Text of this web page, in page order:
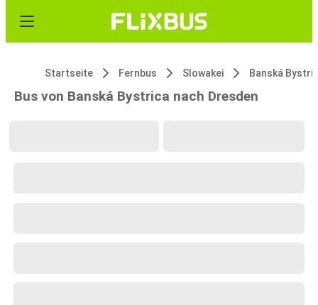
Startseite Fernbus Slowakei Banská
Bus von Banská Bystrica nach Dresden